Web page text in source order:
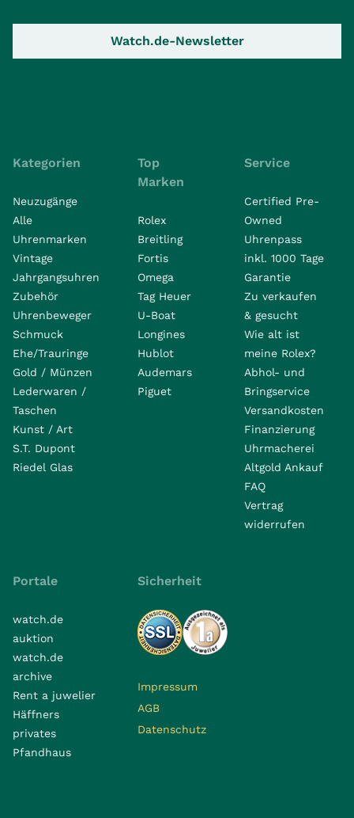
Watch.de-Newsletter
Kategorien
Neuzugänge
Alle
Uhrenmarken
Vintage
Jahrgangsuhren
Zubehör
Uhrenbeweger
Schmuck
Ehe/Trauringe
Gold / Münzen
Lederwaren /
Taschen
Kunst / Art
S.T. Dupont
Riedel Glas
Top
Marken
Rolex
Breitling
Fortis
Omega
Tag Heuer
U-Boat
Longines
Hublot
Audemars
Piguet
Service
Certified Pre-
Owned
Uhrenpass
inkl. 1000 Tage
Garantie
Zu verkaufen
& gesucht
Wie alt ist
meine Rolex?
Abhol- und
Bringservice
Versandkosten
Finanzierung
Uhrmacherei
Altgold Ankauf
FAQ
Vertrag
widerrufen
Portale
watch.de
auktion
watch.de
archive
Rent a juwelier
Häffners
privates
Pfandhaus
Sicherheit
Impressum
AGB
Datenschutz